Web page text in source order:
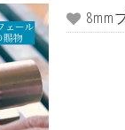
8mm